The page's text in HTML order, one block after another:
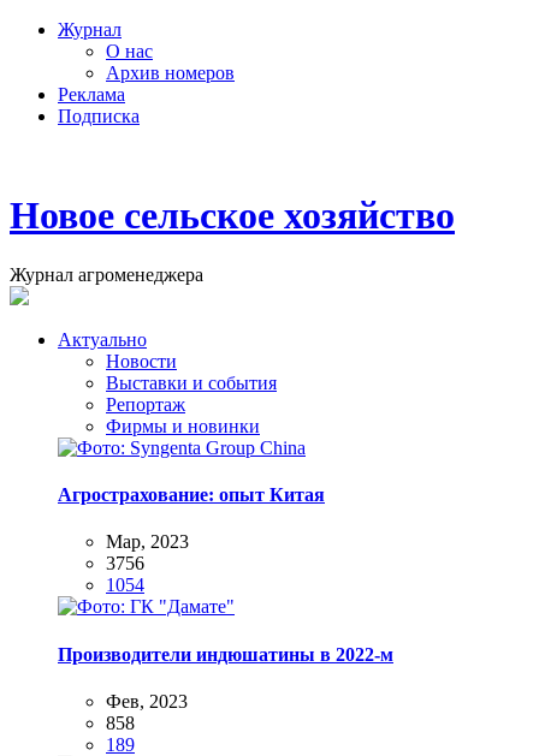
Журнал
О нас
Архив номеров
Реклама
Подписка
Новое сельское хозяйство
Журнал агроменеджера
Актуально
Новости
Выставки и события
Репортаж
Фирмы и новинки
Агрострахование: опыт Китая
Мар, 2023
3756
1054
Производители индюшатины в 2022-м
Фев, 2023
858
189